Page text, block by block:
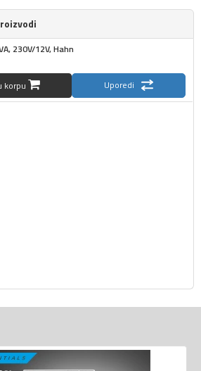
230V/12V, Hahn
korpu Uporedi